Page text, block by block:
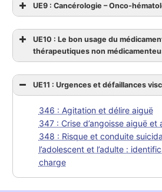
UE9 : Cancérologie – Onco-
UE10 : Le bon usage du
thérapeutiques non
UE11 : Urgences et défaillances
346 : Agitation et délire aiguë
347 : Crise d’angoisse aiguë
348 : Risque et conduite
l’adolescent et l’adulte :
charge